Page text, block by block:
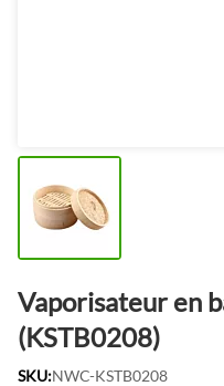
Vaporisateur en
(KSTB0208)
SKU:NWC-KSTB0208